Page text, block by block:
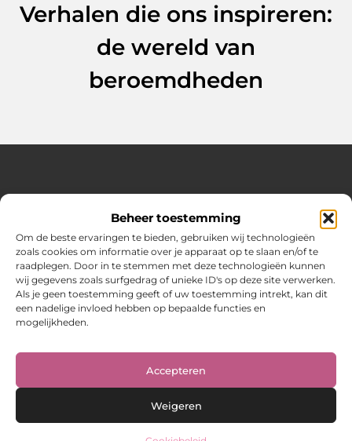
Beheer toestemming
Om de beste ervaringen te bieden, gebruiken wij technologieën
zoals cookies om informatie over je apparaat op te slaan en/of te
raadplegen. Door in te stemmen met deze technologieën kunnen
wij gegevens zoals surfgedrag of unieke ID's op deze site verwerken.
Als je geen toestemming geeft of uw toestemming intrekt, kan dit
een nadelige invloed hebben op bepaalde functies en
mogelijkheden.
Accepteren
Weigeren
Verhalen die ons inspireren:
de wereld van
beroemdheden
Jouw bron voor inspiratie en praktische tips voor het
dagelijks leven.
Verken een gevarieerde selectie blogs en artikelen boordevol
handige adviezen en verrassende inzichten om elke dag
optimaal te benutten.
Bericht categorie